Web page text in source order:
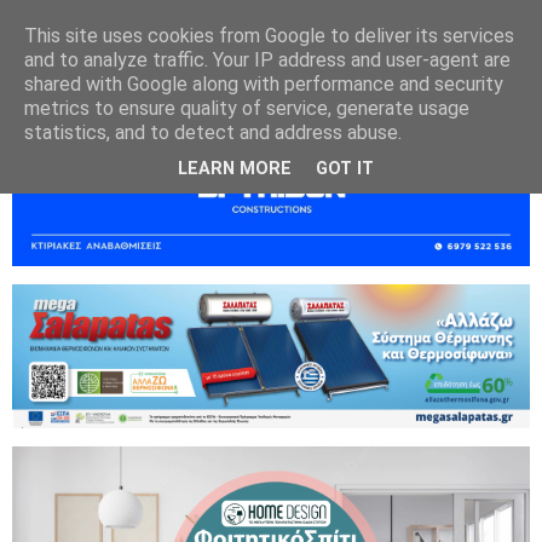
This site uses cookies from Google to deliver its services
and to analyze traffic. Your IP address and user-agent are
shared with Google along with performance and security
metrics to ensure quality of service, generate usage
statistics, and to detect and address abuse.
LEARN MORE GOT IT